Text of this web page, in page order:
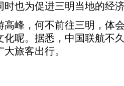
时也为促进三明当地的经
峰，何不前往三明，体
化呢。据悉，中国联航不
旅客出行。